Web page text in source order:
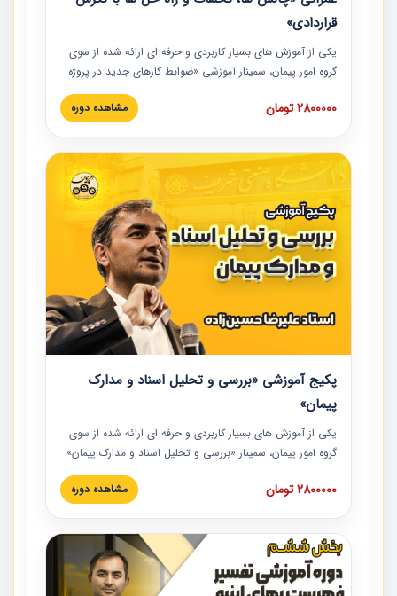
قراردادی»
یکی از آموزش‏‏‏‏‏‏ های بسیار کاربردی و حرفه‏ ای ارائه شده از سوی
گروه امور پیمان، سمینار آموزشی «ضوابط کارهای جدید در پروژه
های عمرانی» چالش ها، تخلفات و راه حل ها با نگرش قراردادی
است که در محل سندیکای شرکت های ساختمانی کشور ارائه شد.
مدارک پیمان به همراه تجربیات عملی ارائه شده است.
2800000 تومان مشاهده دوره
پکیج آموزشی «بررسی و تحلیل اسناد و مدارک
پیمان»
یکی از آموزش‏‏‏‏‏‏ های بسیار کاربردی و حرفه‏ ای ارائه شده از سوی
گروه امور پیمان، سمینار «بررسی و تحلیل اسناد و مدارک پیمان»
است که در دانشگاه صنعتی شریف ارائه شد. در این آموزش
نکات کلیدی مربوط به اسناد و مدارک پیمان، اولویت بندی اسناد
پیمان به همراه تجربیات عملی در این خصوص ارائه شده است.
2800000 تومان مشاهده دوره